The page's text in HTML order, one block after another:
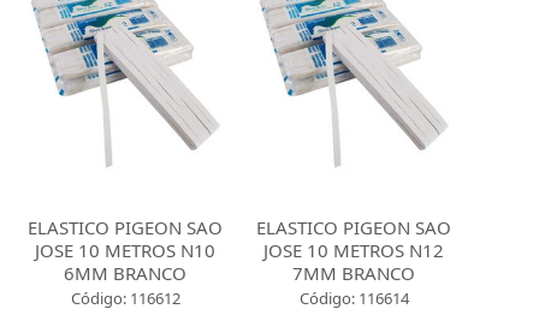
ELASTICO PIGEON SAO
JOSE 10 METROS N10
6MM BRANCO
Código: 116612
ELASTICO PIGEON SAO
JOSE 10 METROS N12
7MM BRANCO
Código: 116614